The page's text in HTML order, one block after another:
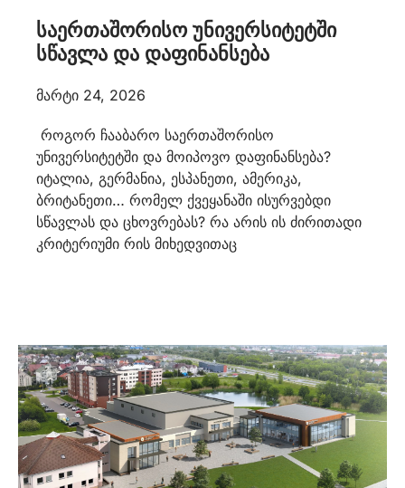
საერთაშორისო უნივერსიტეტში
სწავლა და დაფინანსება
მარტი 24, 2026
როგორ ჩააბარო საერთაშორისო
უნივერსიტეტში და მოიპოვო დაფინანსება?
იტალია, გერმანია, ესპანეთი, ამერიკა,
ბრიტანეთი… რომელ ქვეყანაში ისურვებდი
სწავლას და ცხოვრებას? რა არის ის ძირითადი
კრიტერიუმი რის მიხედვითაც